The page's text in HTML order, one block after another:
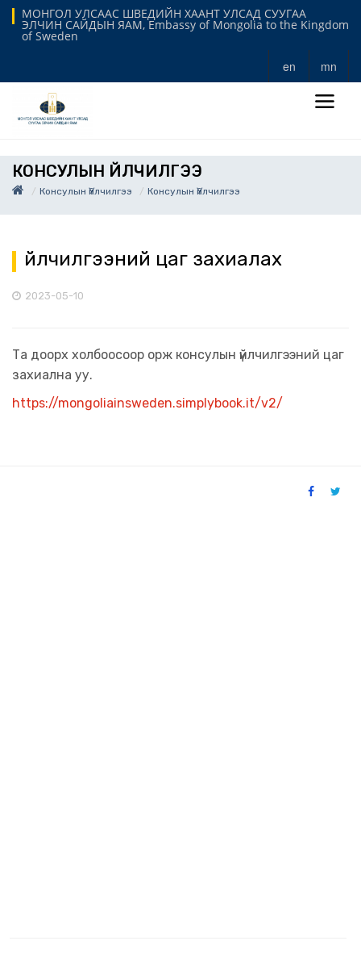
МОНГОЛ УЛСААС ШВЕДИЙН ХААНТ УЛСАД СУУГАА
ЭЛЧИН САЙДЫН ЯАМ, Embassy of Mongolia to the Kingdom
of Sweden
en mn
КОНСУЛЫН ҮЙЛЧИЛГЭЭ
Консулын Үйлчилгээ Консулын Үйлчилгээ
Үйлчилгээний цаг захиалах
2023-05-10
Та доорх холбоосоор орж консулын үйлчилгээний цаг
захиална уу.
https://mongoliainsweden.simplybook.it/v2/